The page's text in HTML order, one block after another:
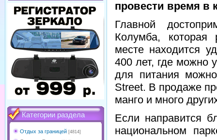
Категории раздела
Отдых за границей [4814]
провести время в
Главной
Колумба,
месте находится
400 лет, где можно
для питания
Street. В продаже
манго и много
Если направится
национальном